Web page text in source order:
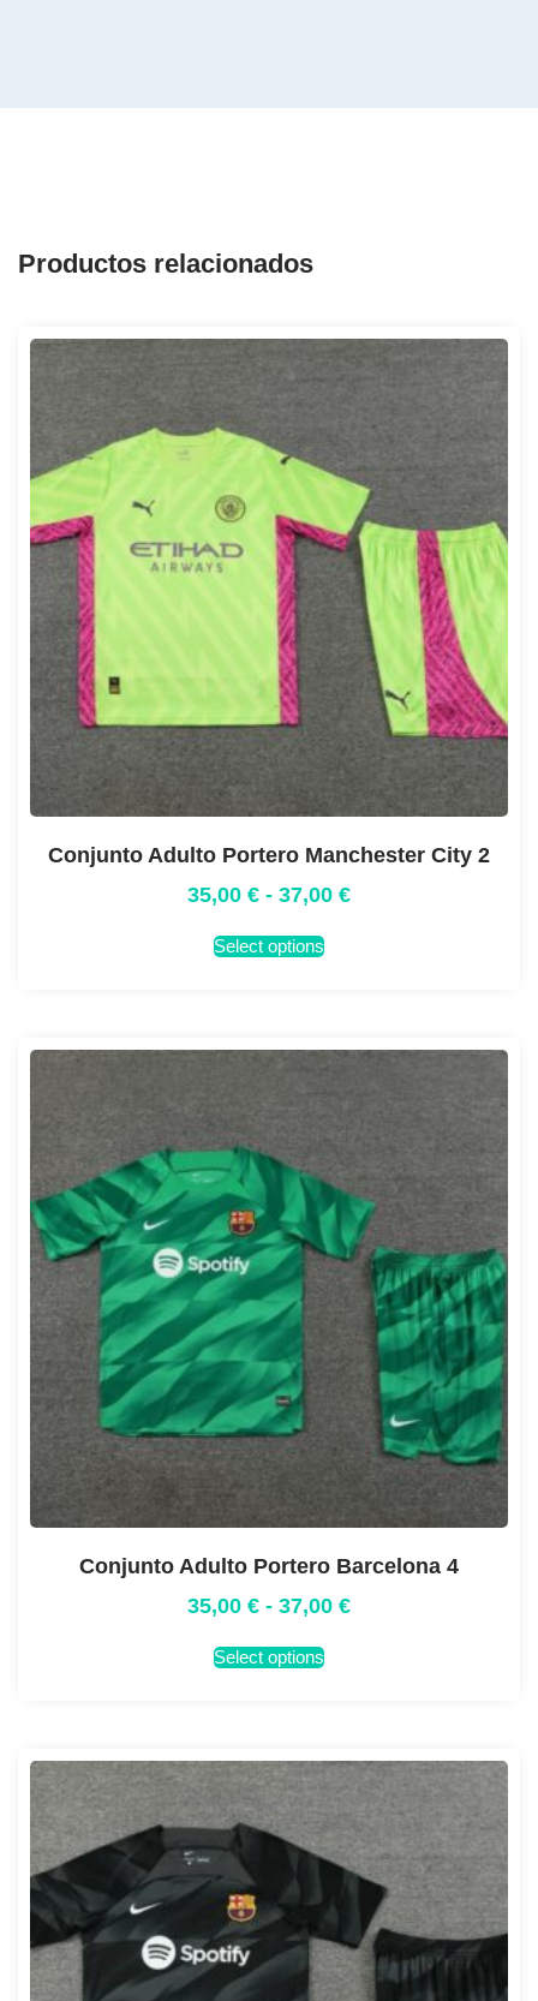
Productos relacionados
Conjunto Adulto Portero Manchester City 2
35,00 € - 37,00 €
Select options
Conjunto Adulto Portero Barcelona 4
35,00 € - 37,00 €
Select options